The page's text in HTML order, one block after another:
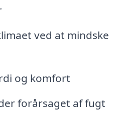
ved at mindske
og komfort
forårsaget af fugt